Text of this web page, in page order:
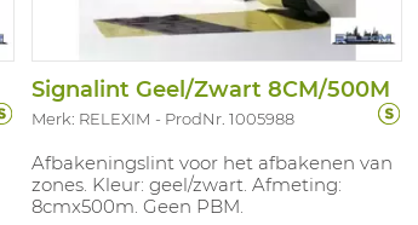
Signalint Geel/Zwart 8CM/500M
Merk: RELEXIM ProdNr. 1005988
Afbakeningslint voor het afbakenen van
zones. Kleur: geel/zwart. Afmeting:
8cmx500m. Geen PBM.